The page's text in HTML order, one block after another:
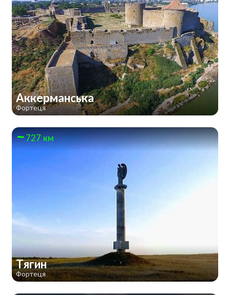
Аккерманська
Фортеця
727 км
Тягин
Фортеця